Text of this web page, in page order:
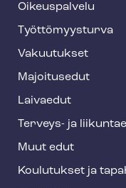
o
o
t
e
Oikeuspalvelu
Työt­tö­myys­tur­va
Vakuutukset
Majoitusedut
Laivaedut
Terveys- ja
Muut edut
Koulutukset ja